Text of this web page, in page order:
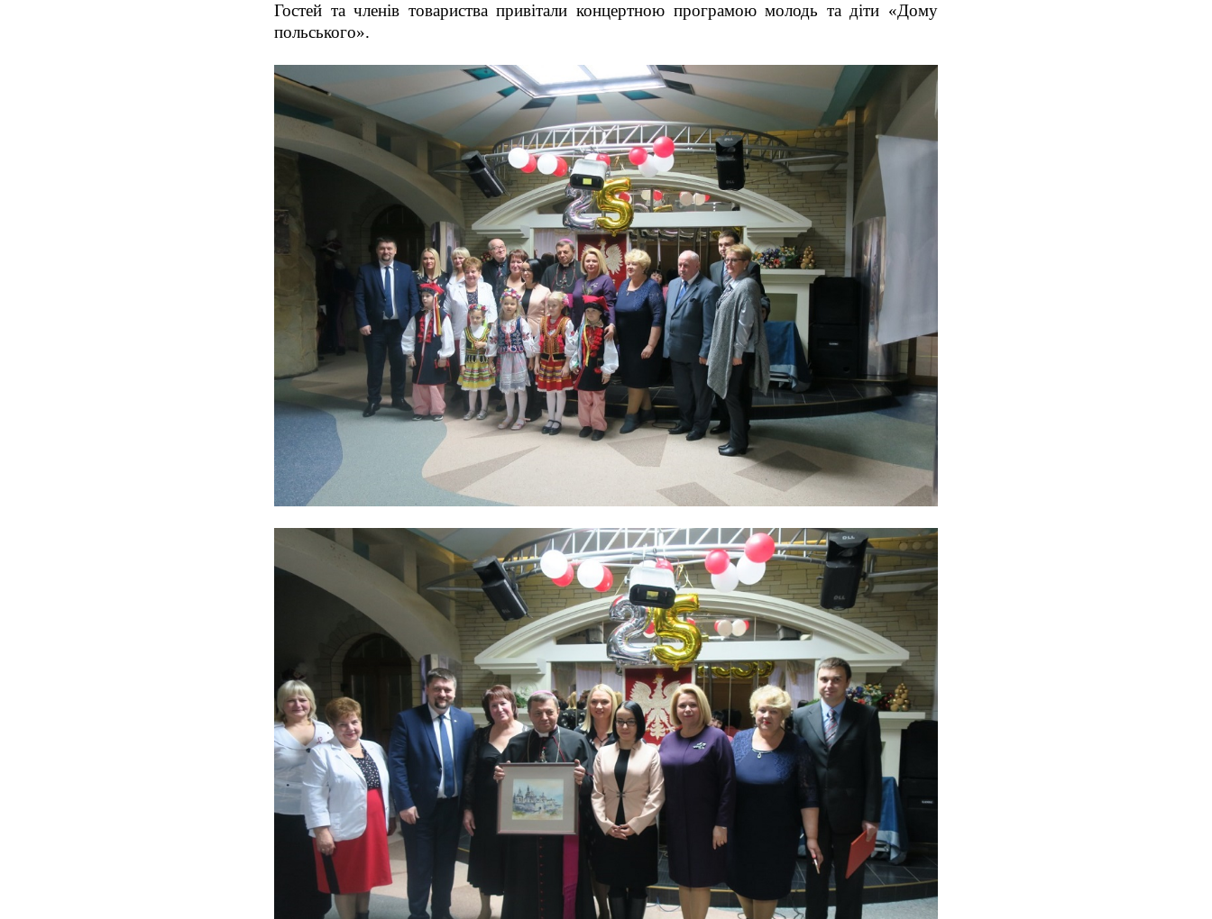
Гостей та членів товариства привітали концертною програмою молодь та діти «Дому
польського».